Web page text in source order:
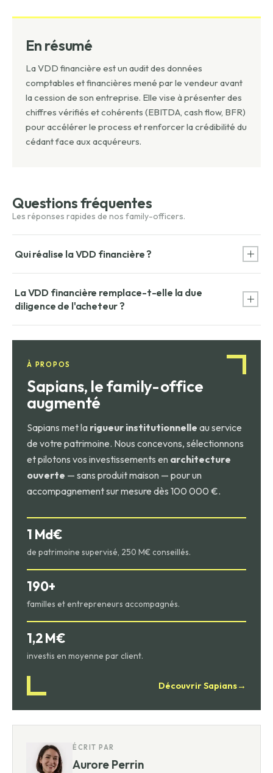
En résumé
La VDD financière est un audit des données
comptables et financières mené par le vendeur avant
la cession de son entreprise. Elle vise à présenter des
chiffres vérifiés et cohérents (EBITDA, cash flow, BFR)
pour accélérer le process et renforcer la crédibilité du
cédant face aux acquéreurs.
Questions fréquentes
Qui réalise la VDD financière ?
mandaté par le vendeur. Les Big Four (Deloitte, PwC, EY,
KPMG) et des boutiques spécialisées (Eight Advisory,
Accuracy) réalisent la majorité des VDD financières en
France.
La VDD financière remplace-t-elle la due
diligence de l'acheteur ?
les points de vigilance identifiés, réduisant les délais et les
À PROPOS
Sapians, le family-office
augmenté
Sapians met la rigueur institutionnelle au service
de votre patrimoine. Nous concevons, sélectionnons
et pilotons vos investissements en architecture
ouverte — sans produit maison — pour un
accompagnement sur mesure dès 100 000 €.
1 Md€
de patrimoine supervisé, 250 M€ conseillés.
190+
familles et entrepreneurs accompagnés.
1,2 M€
investis en moyenne par client.
Découvrir Sapians→
ÉCRIT PAR
Aurore Perrin